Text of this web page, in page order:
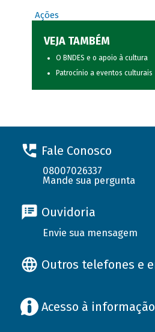
Ações
VEJA TAMBÉM
O BNDES e o apoio à cultura
Patrocínio a eventos culturais
Fale Conosco
08007026337
Mande sua pergunta
Ouvidoria
Envie sua mensagem
Outros telefones e
Acesso à informação